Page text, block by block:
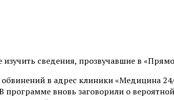
сведения, прозвучавшие в
в адрес клиники «Медицина
программе вновь заговорили о